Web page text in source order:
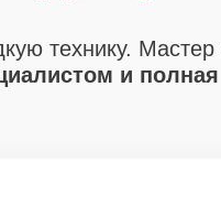
технику.
и полная